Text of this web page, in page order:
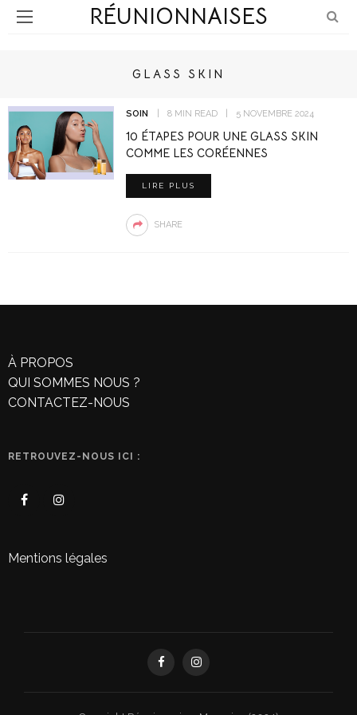
RÉUNIONNAISES
GLASS SKIN
SOIN 8 MIN READ 5 NOVEMBRE 2024
10 ÉTAPES POUR UNE GLASS SKIN
COMME LES CORÉENNES
LIRE PLUS
SHARE
À PROPOS
QUI SOMMES NOUS ?
CONTACTEZ-NOUS
RETROUVEZ-NOUS ICI :
Mentions légales